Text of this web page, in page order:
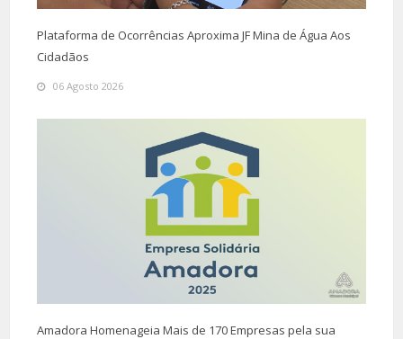
Plataforma de Ocorrências Aproxima JF Mina de Água Aos
Cidadãos
06 Agosto 2026
Amadora Homenageia Mais de 170 Empresas pela sua